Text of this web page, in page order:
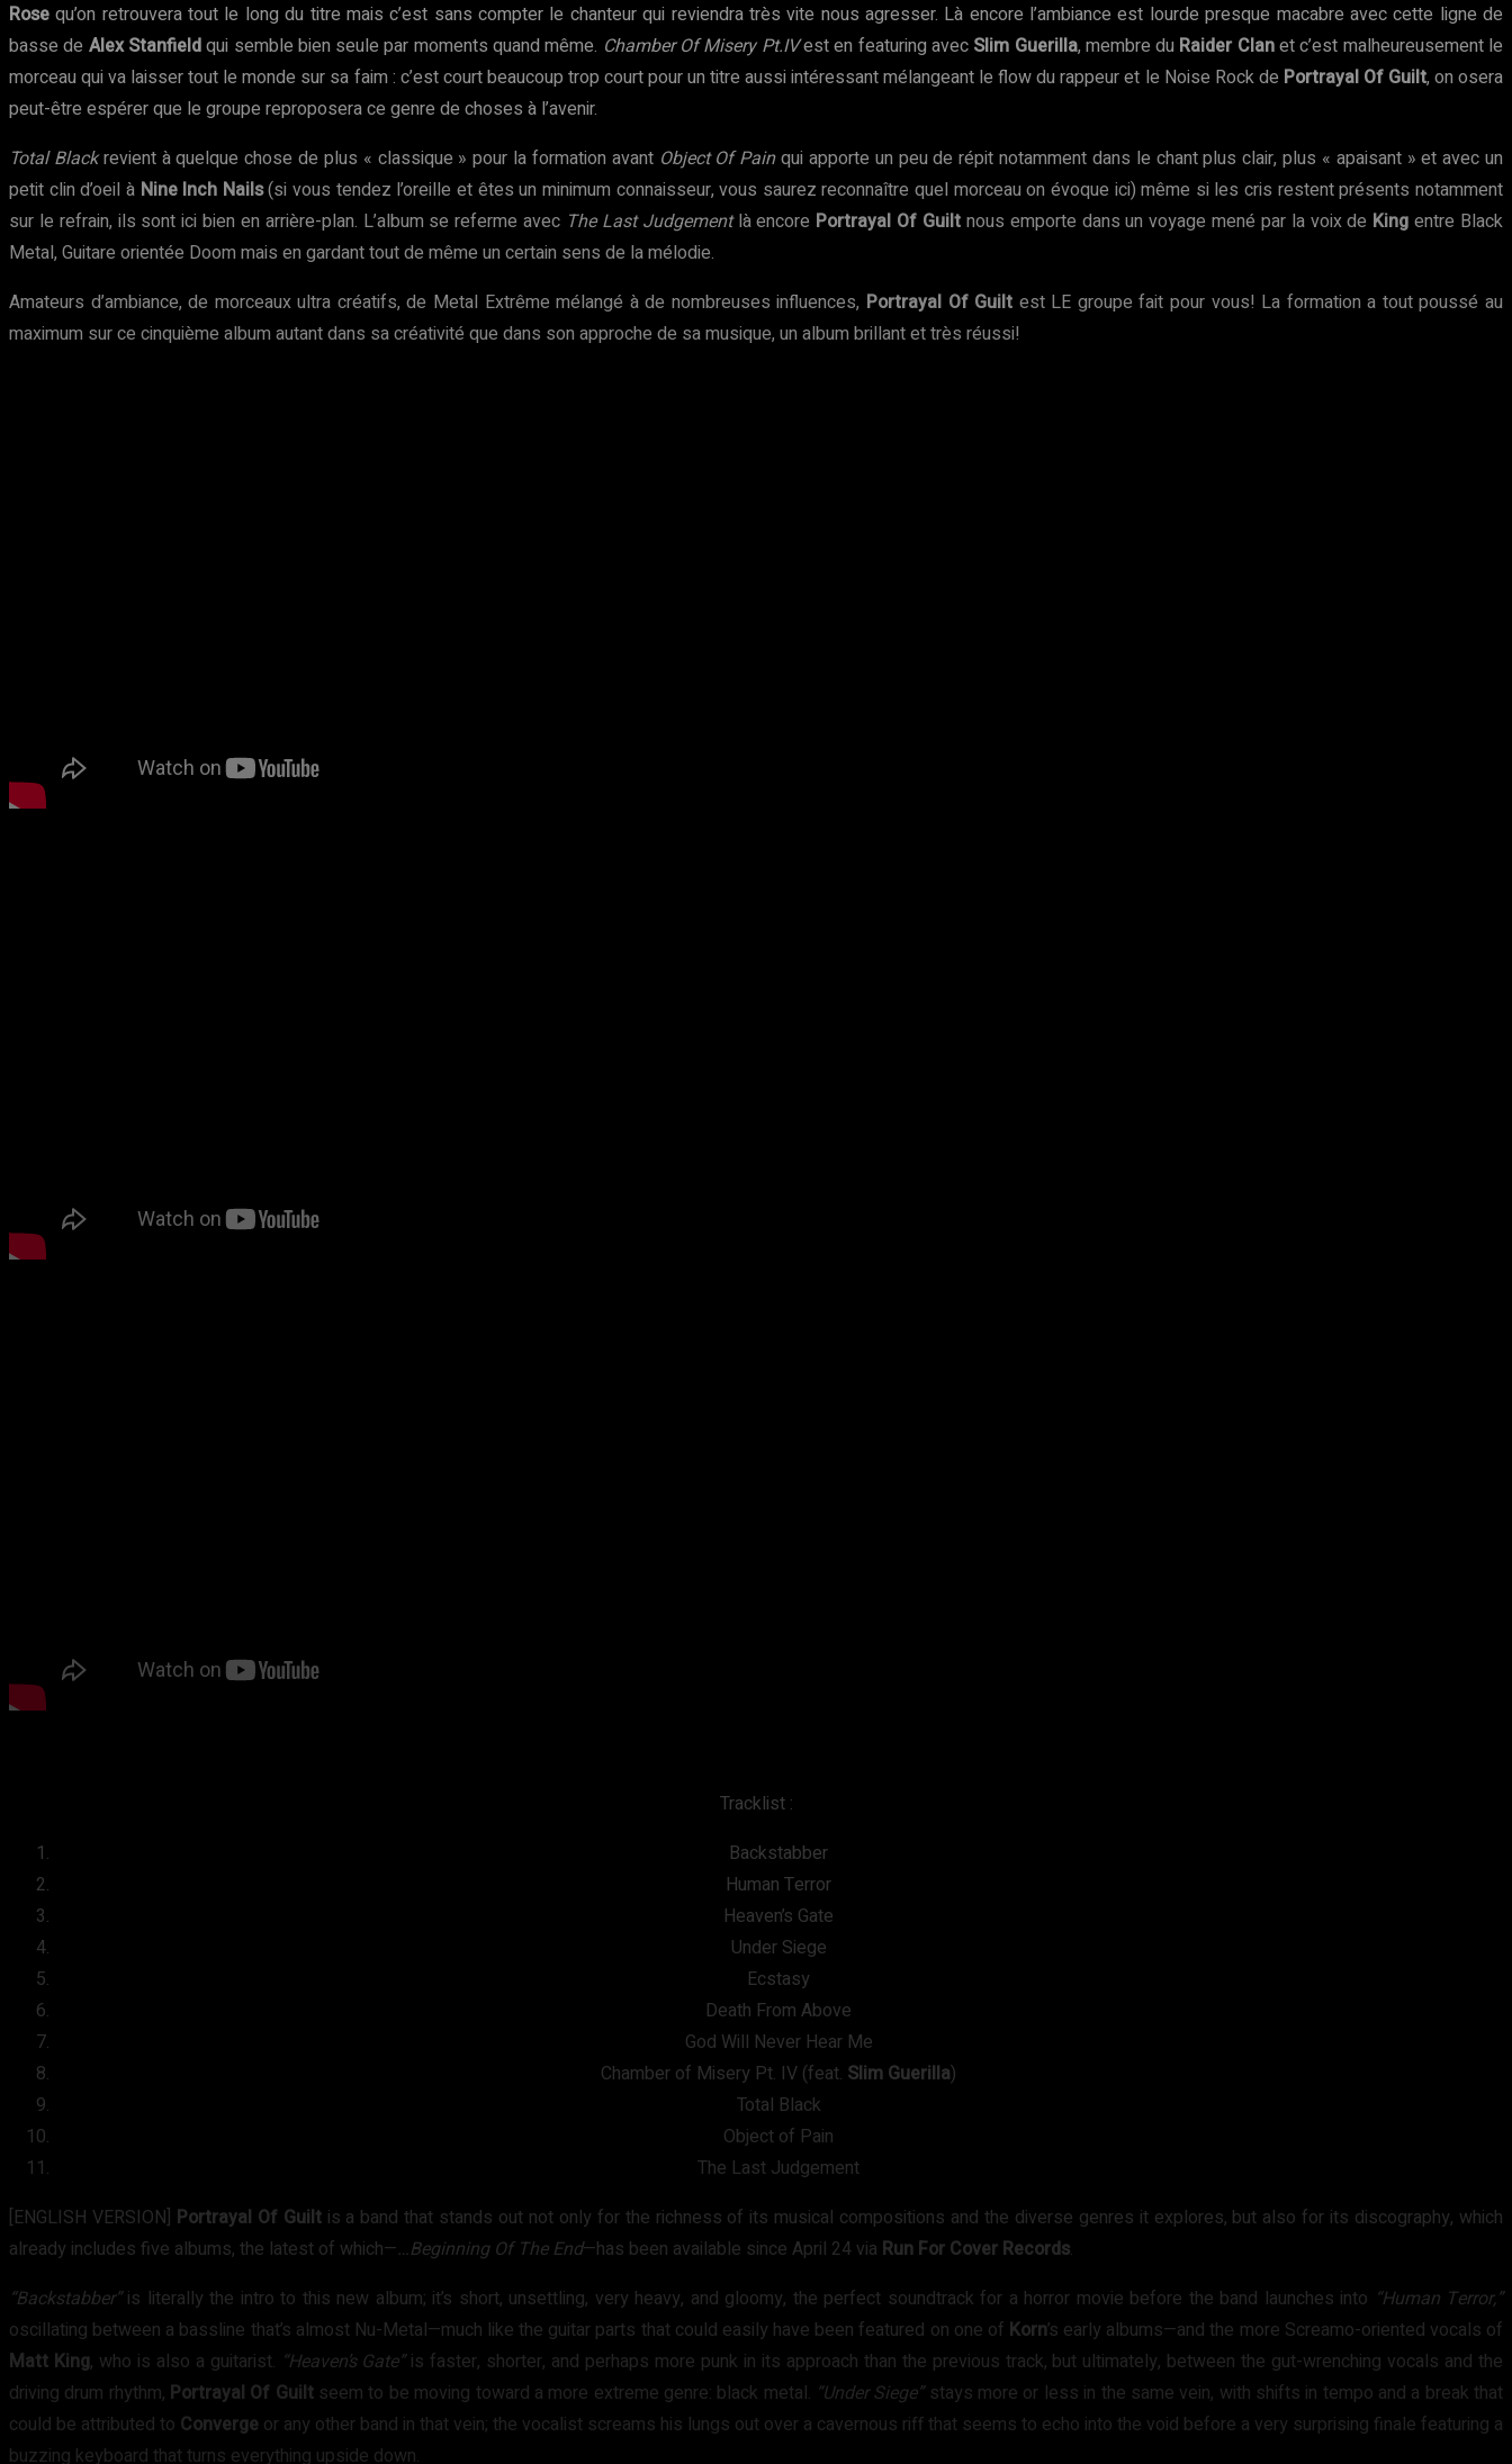
Rose qu’on retrouvera tout le long du titre mais c’est sans compter le chanteur qui reviendra très vite nous agresser. Là encore l’ambiance est lourde presque macabre avec cette ligne de
basse de Alex Stanfieldqui semble bien seule par moments quand même. Chamber Of Misery Pt.IVest en featuring avec Slim Guerilla, membre du Raider Clanet c’est malheureusement le
morceau qui va laisser tout le monde sur sa faim : c’est court beaucoup trop court pour un titre aussi intéressant mélangeant le flow du rappeur et le Noise Rock de Portrayal Of Guilt, on osera
peut-être espérer que le groupe reproposera ce genre de choses à l’avenir.
Total Blackrevient à quelque chose de plus « classique » pour la formation avant Object Of Painqui apporte un peu de répit notamment dans le chant plus clair, plus « apaisant » et avec un
petit clin d’oeil à Nine Inch Nails(si vous tendez l’oreille et êtes un minimum connaisseur, vous saurez reconnaître quel morceau on évoque ici) même si les cris restent présents notamment
sur le refrain, ils sont ici bien en arrière-plan. L’album se referme avec The Last Judgementlà encore Portrayal Of Guiltnous emporte dans un voyage mené par la voix de King entre Black
Metal, Guitare orientée Doom mais en gardant tout de même un certain sens de la mélodie.
Amateurs d’ambiance, de morceaux ultra créatifs, de Metal Extrême mélangé à de nombreuses influences, Portrayal Of Guilt est LE groupe fait pour vous! La formation a tout poussé au
maximum sur ce cinquième album autant dans sa créativité que dans son approche de sa musique, un album brillant et très réussi!
Tracklist :
Backstabber
Human Terror
Heaven’s Gate
Under Siege
Ecstasy
Death From Above
God Will Never Hear Me
Chamber of Misery Pt. IV (feat. Slim Guerilla)
Total Black
Object of Pain
The Last Judgement
[ENGLISH VERSION] Portrayal Of Guiltis a band that stands out not only for the richness of its musical compositions and the diverse genres it explores, but also for its discography, which
already includes five albums, the latest of which—…Beginning Of The End—has been available since April 24 via Run For Cover Records.
“Backstabber”is literally the intro to this new album; it’s short, unsettling, very heavy, and gloomy, the perfect soundtrack for a horror movie before the band launches into “Human Terror,”
oscillating between a bassline that’s almost Nu-Metal—much like the guitar parts that could easily have been featured on one of Korn’s early albums—and the more Screamo-oriented vocals of
Matt King, who is also a guitarist. “Heaven’s Gate”is faster, shorter, and perhaps more punk in its approach than the previous track, but ultimately, between the gut-wrenching vocals and the
driving drum rhythm, Portrayal Of Guiltseem to be moving toward a more extreme genre: black metal. “Under Siege”stays more or less in the same vein, with shifts in tempo and a break that
could be attributed to Converge or any other band in that vein; the vocalist screams his lungs out over a cavernous riff that seems to echo into the void before a very surprising finale featuring a
buzzing keyboard that turns everything upside down.